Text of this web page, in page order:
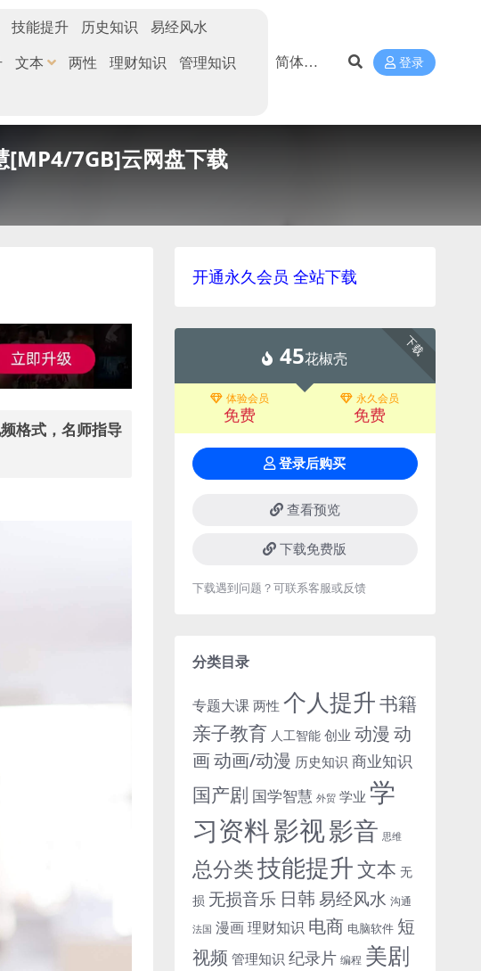
技能提升 历史知识
易经风水
文本 两性 理财知识
管理知识
登录
[MP4/7GB]云网盘下载
格式，名师指导
开通永久会员 全站下载
下载
45花椒壳
体验会员
免费
永久会员
免费
登录后购买
查看预览
下载免费版
下载遇到问题？可联系客服或反馈
分类目录
专题大课 两性 个人提升书籍
亲子教育 人工智能 创业 动漫 动
画动画/动漫 历史知识 商业知识
国产剧 国学智慧 外贸 学业 学
习资料影视影音 思维
总分类技能提升文本 无
损 无损音乐 日韩 易经风水 沟通
法国 漫画理财知识 电商 电脑软件 短
视频 管理知识 纪录片 编程 美剧